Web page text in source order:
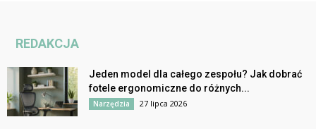
REDAKCJA
Jeden model dla całego zespołu? Jak dobrać
fotele ergonomiczne do różnych...
Narzędzia 27 lipca 2026